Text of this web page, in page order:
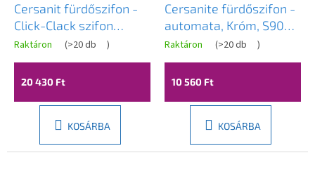
Cersanit fürdőszifon -
Click-Clack szifon
szabadon álló, túlfolyó
nélküli fürdőkádhoz,
arany, S904-009
Raktáron (>20 db )
20 430 Ft
KOSÁRBA
Cersanite fürdőszifon -
automata, Króm, S904-
004
Raktáron (>20 db )
10 560 Ft
KOSÁRBA